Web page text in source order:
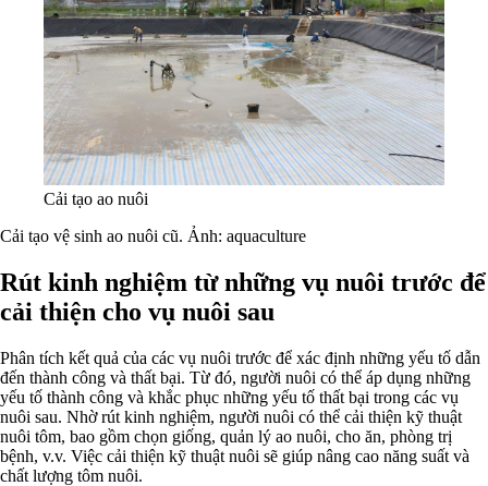
Cải tạo ao nuôi
Cải tạo vệ sinh ao nuôi cũ. Ảnh: aquaculture
Rút kinh nghiệm từ những vụ nuôi trước để
cải thiện cho vụ nuôi sau
Phân tích kết quả của các vụ nuôi trước để xác định những yếu tố dẫn
đến thành công và thất bại. Từ đó, người nuôi có thể áp dụng những
yếu tố thành công và khắc phục những yếu tố thất bại trong các vụ
nuôi sau. Nhờ rút kinh nghiệm, người nuôi có thể cải thiện kỹ thuật
nuôi tôm, bao gồm chọn giống, quản lý ao nuôi, cho ăn, phòng trị
bệnh, v.v. Việc cải thiện kỹ thuật nuôi sẽ giúp nâng cao năng suất và
chất lượng tôm nuôi.